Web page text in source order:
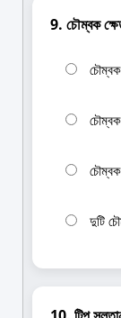
9. চৌম্বক
চৌম্বক
চৌম্বক
দুটি